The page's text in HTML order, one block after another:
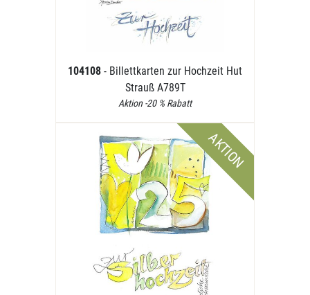
104108 - Billettkarten zur Hochzeit Hut
Strauß A789T
Aktion -20 % Rabatt
AKTION